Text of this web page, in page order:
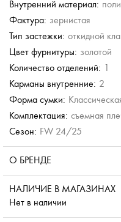
Внутренний материал:
Фактура: зернистая
Тип застежки: откидной
Цвет фурнитуры: золотой
Количество отделений: 1
Карманы внутренние: 2
Форма сумки:
Комплектация: съемная
Сезон: FW 24/25
О БРЕНДЕ
НАЛИЧИЕ В МАГАЗИНАХ
Нет в наличии